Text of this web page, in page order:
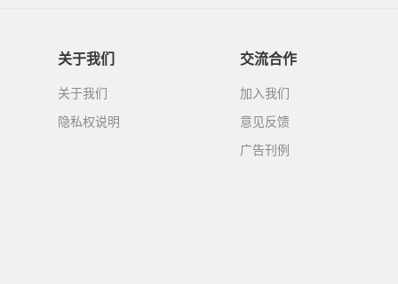
关于我们
关于我们
隐私权说明
交流合作
加入我们
意见反馈
广告刊例